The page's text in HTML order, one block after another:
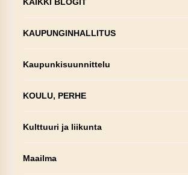
KAUPUNGINHALLITUS
Kaupunkisuunnittelu
KOULU, PERHE
Kulttuuri ja liikunta
Maailma